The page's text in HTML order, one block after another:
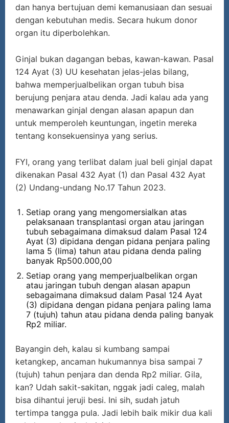
dan hanya bertujuan demi kemanusiaan dan sesuai
dengan kebutuhan medis. Secara hukum donor
organ itu diperbolehkan.
Ginjal bukan dagangan bebas, kawan-kawan. Pasal
124 Ayat (3) UU kesehatan jelas-jelas bilang,
bahwa memperjualbelikan organ tubuh bisa
berujung penjara atau denda. Jadi kalau ada yang
menawarkan ginjal dengan alasan apapun dan
untuk memperoleh keuntungan, ingetin mereka
tentang konsekuensinya yang serius.
FYI, orang yang terlibat dalam jual beli ginjal dapat
dikenakan Pasal 432 Ayat (1) dan Pasal 432 Ayat
(2) Undang-undang No.17 Tahun 2023.
Setiap orang yang mengomersialkan atas
pelaksanaan transplantasi organ atau jaringan
tubuh sebagaimana dimaksud dalam Pasal 124
Ayat (3) dipidana dengan pidana penjara paling
lama 5 (lima) tahun atau pidana denda paling
banyak Rp500.000,00
Setiap orang yang memperjualbelikan organ
atau jaringan tubuh dengan alasan apapun
sebagaimana dimaksud dalam Pasal 124 Ayat
(3) dipidana dengan pidana penjara paling lama
7 (tujuh) tahun atau pidana denda paling banyak
Rp2 miliar.
Bayangin deh, kalau si kumbang sampai
ketangkep, ancaman hukumannya bisa sampai 7
(tujuh) tahun penjara dan denda Rp2 miliar. Gila,
kan? Udah sakit-sakitan, nggak jadi caleg, malah
bisa dihantui jeruji besi. Ini sih, sudah jatuh
tertimpa tangga pula. Jadi lebih baik mikir dua kali